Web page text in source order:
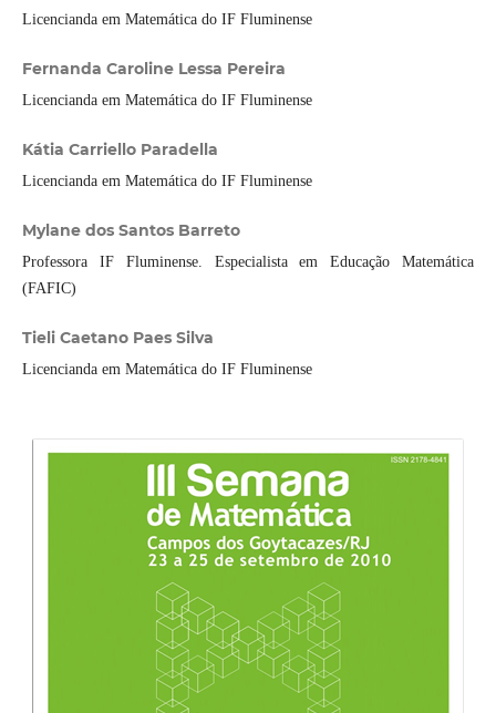
Licencianda em Matemática do IF Fluminense
Fernanda Caroline Lessa Pereira
Licencianda em Matemática do IF Fluminense
Kátia Carriello Paradella
Licencianda em Matemática do IF Fluminense
Mylane dos Santos Barreto
Professora IF Fluminense. Especialista em Educação Matemática
(FAFIC)
Tieli Caetano Paes Silva
Licencianda em Matemática do IF Fluminense